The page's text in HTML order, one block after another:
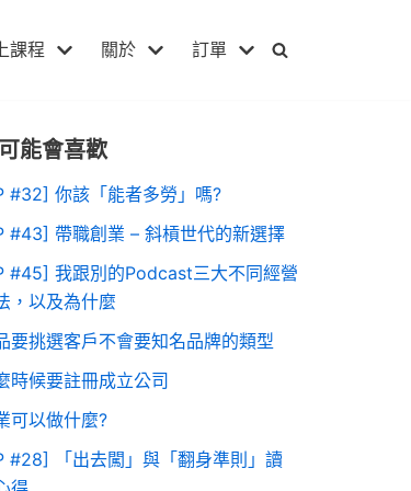
課程 關於 訂單
能會喜歡
#32] 你該「能者多勞」嗎?
#43] 帶職創業 – 斜槓世代的新選擇
#45] 我跟別的Podcast三大不同經營
，以及為什麼
要挑選客戶不會要知名品牌的類型
時候要註冊成立公司
可以做什麼?
#28] 「出去闖」與「翻身準則」讀